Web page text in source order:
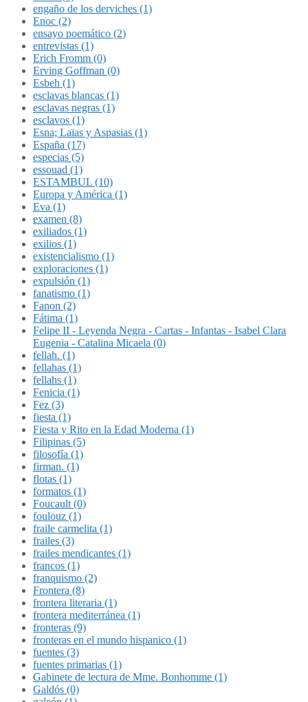
engaño de los derviches (1)
Enoc (2)
ensayo poemático (2)
entrevistas (1)
Erich Fromm (0)
Erving Goffman (0)
Esbeh (1)
esclavas blancas (1)
esclavas negras (1)
esclavos (1)
Esna; Laïas y Aspasias (1)
España (17)
especias (5)
essouad (1)
ESTAMBUL (10)
Europa y América (1)
Eva (1)
examen (8)
exiliados (1)
exilios (1)
existencialismo (1)
exploraciones (1)
expulsión (1)
fanatismo (1)
Fanon (2)
Fátima (1)
Felipe II - Leyenda Negra - Cartas - Infantas - Isabel Clara
Eugenia - Catalina Micaela (0)
fellah. (1)
fellahas (1)
fellahs (1)
Fenicia (1)
Fez (3)
fiesta (1)
Fiesta y Rito en la Edad Moderna (1)
Filipinas (5)
filosofía (1)
firman. (1)
flotas (1)
formatos (1)
Foucault (0)
foulouz (1)
fraile carmelita (1)
frailes (3)
frailes mendicantes (1)
francos (1)
franquismo (2)
Frontera (8)
frontera literaria (1)
frontera mediterránea (1)
fronteras (9)
fronteras en el mundo hispanico (1)
fuentes (3)
fuentes primarias (1)
Gabinete de lectura de Mme. Bonhomme (1)
Galdós (0)